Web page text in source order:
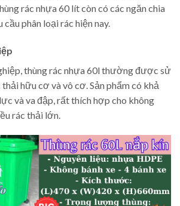
rác nhựa 60 lít còn có các ngăn chia
phân loại rác hiện nay.
thùng rác nhựa 60l thường được sử
hữu cơ và vô cơ. Sản phẩm có khả
và va đập, rất thích hợp cho không
rác thải lớn.